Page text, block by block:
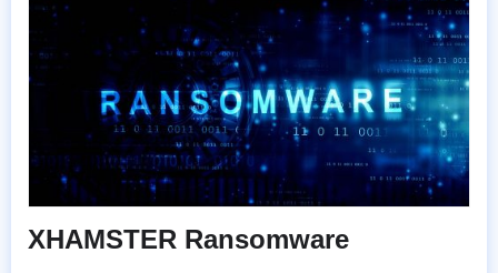
XHAMSTER Ransomware